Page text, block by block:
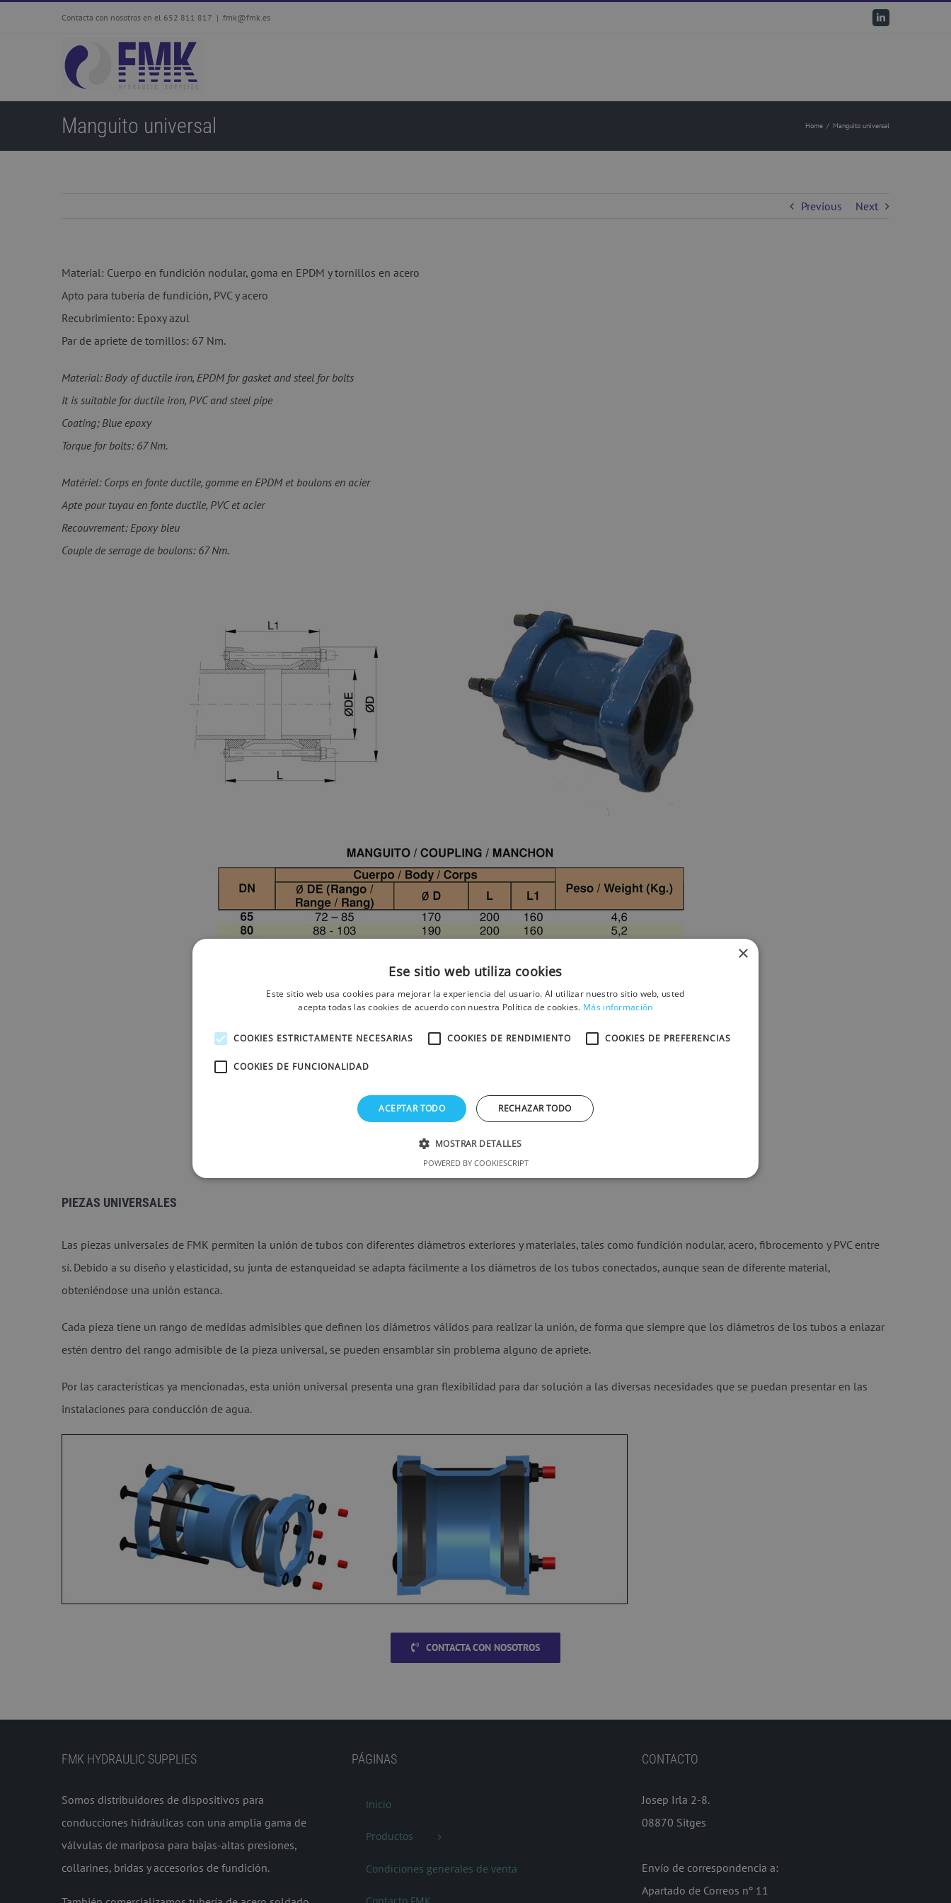
Contacta con nosotros en el 652 811 817 | fmk@fmk.es LinkedIn
Manguito universal Home / Manguito universal
Previous Next
Material: Cuerpo en fundición nodular, goma en EPDM y tornillos en acero
Apto para tubería de fundición, PVC y acero
Recubrimiento: Epoxy azul
Par de apriete de tornillos: 67 Nm.
Material: Body of ductile iron, EPDM for gasket and steel for bolts
It is suitable for ductile iron, PVC and steel pipe
Coating; Blue epoxy
Torque for bolts: 67 Nm.
Matériel: Corps en fonte ductile, gomme en EPDM et boulons en acier
Apte pour tuyau en fonte ductile, PVC et acier
Recouvrement: Epoxy bleu
Couple de serrage de boulons: 67 Nm.
PIEZAS UNIVERSALES
Las piezas universales de FMK permiten la unión de tubos con diferentes diámetros exteriores y materiales, tales como fundición nodular, acero, fibrocemento y PVC entre
sí. Debido a su diseño y elasticidad, su junta de estanqueidad se adapta fácilmente a los diámetros de los tubos conectados, aunque sean de diferente material,
obteniéndose una unión estanca.
Cada pieza tiene un rango de medidas admisibles que definen los diámetros válidos para realizar la unión, de forma que siempre que los diámetros de los tubos a enlazar
estén dentro del rango admisible de la pieza universal, se pueden ensamblar sin problema alguno de apriete.
Por las características ya mencionadas, esta unión universal presenta una gran flexibilidad para dar solución a las diversas necesidades que se puedan presentar en las
instalaciones para conducción de agua.
CONTACTA CON NOSOTROS
FMK HYDRAULIC SUPPLIES
Somos distribuidores de dispositivos para
conducciones hidráulicas con una amplia gama de
válvulas de mariposa para bajas-altas presiones,
collarines, bridas y accesorios de fundición.
PÁGINAS
Inicio
Productos
Condiciones generales de venta
CONTACTO
Josep Irla 2-8.
08870 Sitges
Envío de correspondencia a:
Apartado de Correos nº 11
×
Ese sitio web utiliza cookies
Este sitio web usa cookies para mejorar la experiencia del usuario. Al utilizar nuestro sitio web, usted
acepta todas las cookies de acuerdo con nuestra Política de cookies. Más información
COOKIES ESTRICTAMENTE NECESARIAS COOKIES DE RENDIMIENTO COOKIES DE PREFERENCIAS
COOKIES DE FUNCIONALIDAD
ACEPTAR TODO RECHAZAR TODO
MOSTRAR DETALLES
POWERED BY COOKIESCRIPT